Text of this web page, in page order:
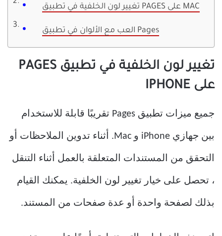
تغيير لون الخلفية في تطبيق PAGES على MAC
العب مع الألوان في تطبيق Pages
تغيير لون الخلفية في تطبيق PAGES
على IPHONE
جميع ميزات تطبيق Pages تقريبًا قابلة للاستخدام
بين جهازي iPhone و Mac. أثناء تدوين الملاحظات أو
التحقق من المستندات المتعلقة بالعمل أثناء التنقل
، تحصل على خيار تغيير لون الخلفية. يمكنك القيام
بذلك لصفحة واحدة أو عدة صفحات من المستند.